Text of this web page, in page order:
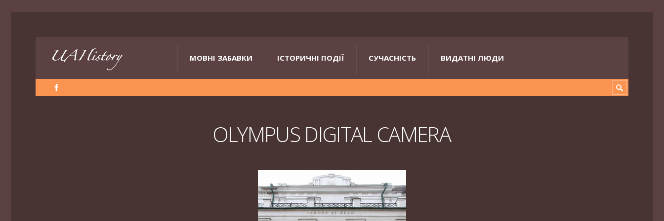
МОВНІ ЗАБАВКИ ІСТОРИЧНІ ПОДІЇ СУЧАСНІСТЬ ВИДАТНІ ЛЮДИ
OLYMPUS DIGITAL CAMERA